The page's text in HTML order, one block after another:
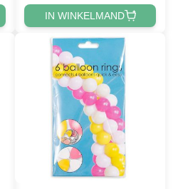
IN WINKELMAND